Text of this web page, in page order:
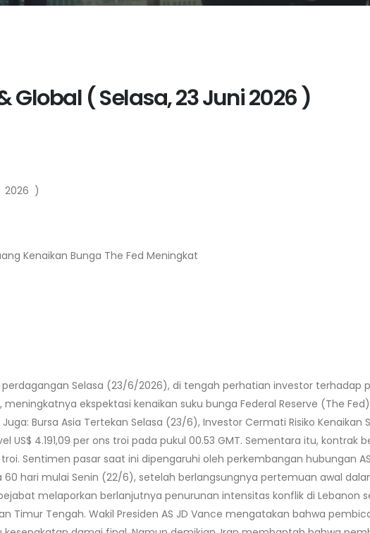
Global ( Selasa, 23 Juni 2026 )
)
Kenaikan Bunga The Fed Meningkat
Selasa (23/6/2026), di tengah perhatian investor
meningkatnya ekspektasi kenaikan suku bunga Federal Reserve (The
Bursa Asia Tertekan Selasa (23/6), Investor Cermati Risiko Kenaikan
4.191,09 per ons troi pada pukul 00.53 GMT. Sementara itu, kontrak
Sentimen pasar saat ini dipengaruhi oleh perkembangan hubungan
60 hari mulai Senin (22/6), setelah berlangsungnya pertemuan awal
melaporkan berlanjutnya penurunan intensitas konflik di Lebanon
Timur Tengah. Wakil Presiden AS JD Vance mengatakan bahwa